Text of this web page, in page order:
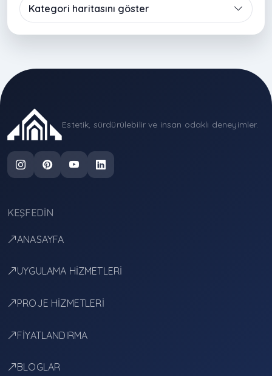
Kategori haritasını göster
Estetik, sürdürülebilir ve insan odaklı deneyimler.
KEŞFEDIN
ANASAYFA
UYGULAMA HİZMETLERİ
PROJE HİZMETLERİ
FİYATLANDIRMA
BLOGLAR